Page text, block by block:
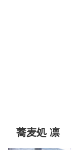
蕎麦処 凛